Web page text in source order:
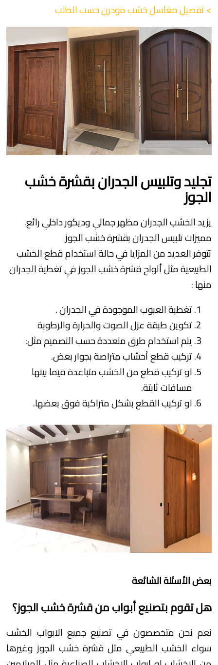
> تفصيل مغاسل خشب مودرن حسب الطلب
تجليد وتلبيس الجدران بقشرة خشب
الجوز
يزيد الخشب الجدران مظهر جمالي وديكور داخلي رائع.
مميزات تلبيس الجدران بقشرة خشب الجوز
تتوفر العديد من المزايا في حالة استخدام قطع الخشب
الطبيعية مثل ألواح قشرة خشب الجوز في تغطية الجدران
منها :
تغطية العيوب الموجودة في الجدران .
تكوين طبقة عزل الصوت والحرارة والرطوبة
يتم استخدام طرق متعددة حسب التصميم مثل:
تركيب قطع أخشاب متراصة بجوار بعض.
او تركيب قطع من الخشب متباعدة فيما بينها
مسافات ثابتة.
او تركيب القطع بشكل متراكبة فوق بعضها.
بعض الأسئلة الشائعة
هل تقوم بتصنيع أبواب من قشرة خشب الجوز؟
نعم نحن متخصصون في تصنيع جميع الابواب الخشب
سواء الخشب الطبيعي مثل قشرة خشب الجوز وغيرها